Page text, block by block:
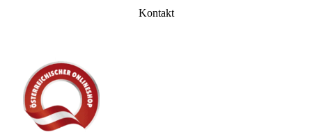
Kontakt